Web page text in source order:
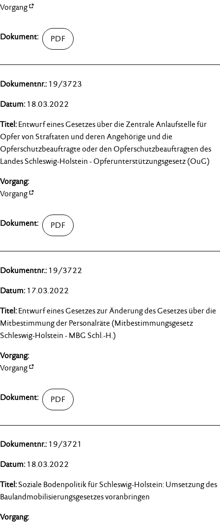
Vorgang
19/3723
18.03.2022
Entwurf eines Gesetzes über die Zentrale Anlaufstelle für
Opfer von Straftaten und deren Angehörige und die
Opferschutzbeauftragte oder den Opferschutzbeauftragten des
Landes Schleswig-Holstein - Opferunterstützungsgesetz (OuG)
Vorgang
19/3722
17.03.2022
Entwurf eines Gesetzes zur Änderung des Gesetzes über die
Mitbestimmung der Personalräte (Mitbestimmungsgesetz
Schleswig-Holstein - MBG Schl.-H.)
Vorgang
19/3721
18.03.2022
Soziale Bodenpolitik für Schleswig-Holstein: Umsetzung des
Baulandmobilisierungsgesetzes voranbringen